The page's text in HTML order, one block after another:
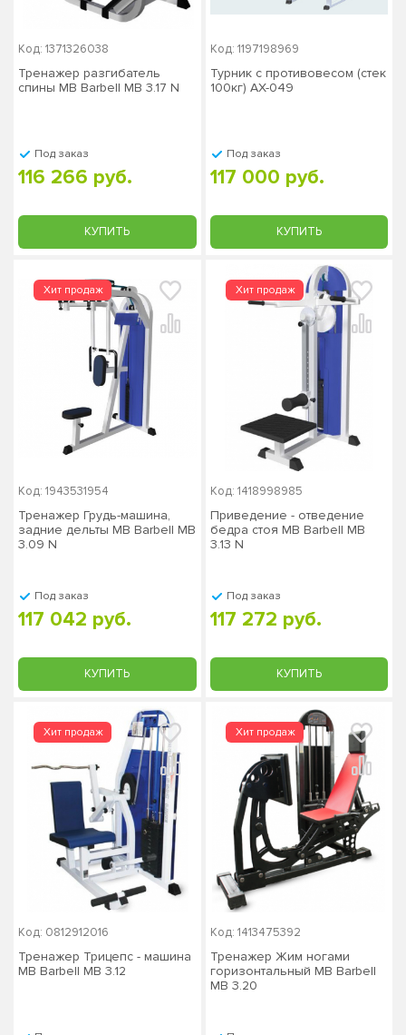
Код: 1371326038
Тренажер разгибатель
спины MB Barbell MB 3.17 N
Под заказ
116 266 руб.
КУПИТЬ
Код: 1197198969
Турник с противовесом (стек
100кг) AX-049
Под заказ
117 000 руб.
КУПИТЬ
Код: 1943531954
Тренажер Грудь-машина,
задние дельты MB Barbell MB
3.09 N
Под заказ
117 042 руб.
КУПИТЬ
Код: 1418998985
Приведение - отведение
бедра стоя MB Barbell MB
3.13 N
Под заказ
117 272 руб.
КУПИТЬ
Код: 0812912016
Тренажер Трицепс - машина
MB Barbell MB 3.12
Код: 1413475392
Тренажер Жим ногами
горизонтальный MB Barbell
MB 3.20